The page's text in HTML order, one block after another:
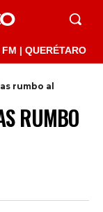
103.1
rumbo al
RUMBO